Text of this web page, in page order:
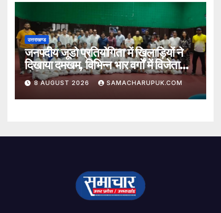
उत्तराखण्ड
जनपदीय जूडो प्रतियोगिता में खिलाड़ियों ने
दिखाया दमखम, विभिन्न भार वर्गों में विजेता
घोषित
8 AUGUST 2026 SAMACHARUPUK.COM